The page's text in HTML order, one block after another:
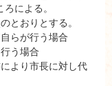
による。
とおりとする。
らが行う場合
う場合
より市長に対し代